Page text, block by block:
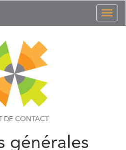
DE CONTACT
générales